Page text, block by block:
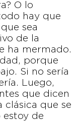
O lo
hay que
sea
de la
ha mermado.
porque
Si no sería
Luego,
que dicen
clásica que se
estoy de